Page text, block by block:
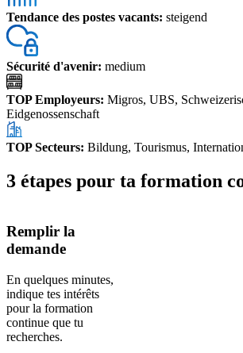
Tendance des postes vacants: steigend
Sécurité d'avenir: medium
TOP Employeurs: Migros, UBS,
Eidgenossenschaft
TOP Secteurs: Bildung, Tourismus,
3 étapes pour ta formation
Remplir la
demande
En quelques minutes,
indique tes intérêts
pour la formation
continue que tu
recherches.